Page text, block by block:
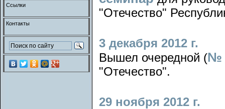
"Отечество"
3 декабря 2012 г.
Вышел очередной (№
"Отечество".
29 ноября 2012 г.
Ссылки
Контакты